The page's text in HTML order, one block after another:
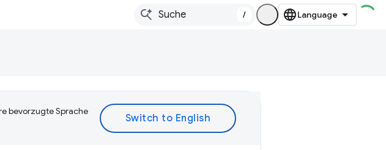
/
bevorzugte Sprache